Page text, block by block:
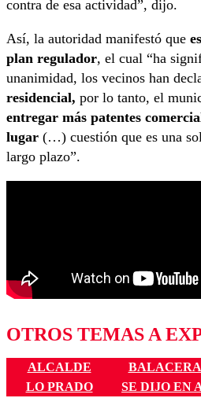
contra de esa actividad”, dijo.
Así, la autoridad manifestó que
plan regulador, el cual “ha
unanimidad, los vecinos han
residencial, por lo tanto, el
entregar más patentes
lugar (…) cuestión que es una
largo plazo”.
OTROS TEMAS A
ALCALDE BALACERA
LO PRADO
SE DIJO EN